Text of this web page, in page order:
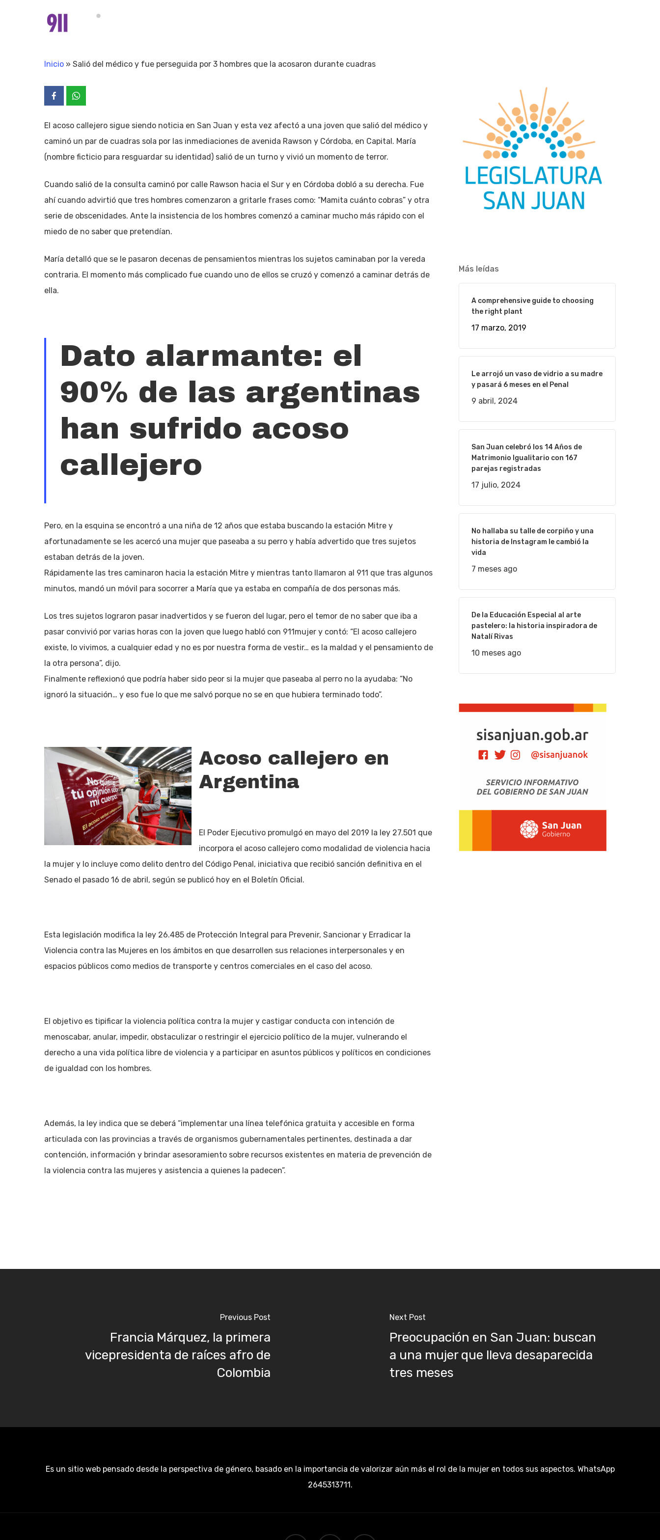
Inicio » Salió del médico y fue perseguida por 3 hombres que la acosaron durante cuadras
El acoso callejero sigue siendo noticia en San Juan y esta vez afectó a una joven que salió del médico y
caminó un par de cuadras sola por las inmediaciones de avenida Rawson y Córdoba, en Capital. María
(nombre ficticio para resguardar su identidad) salió de un turno y vivió un momento de terror.
Cuando salió de la consulta caminó por calle Rawson hacia el Sur y en Córdoba dobló a su derecha. Fue
ahí cuando advirtió que tres hombres comenzaron a gritarle frases como: “Mamita cuánto cobras” y otra
serie de obscenidades. Ante la insistencia de los hombres comenzó a caminar mucho más rápido con el
miedo de no saber que pretendían.
María detalló que se le pasaron decenas de pensamientos mientras los sujetos caminaban por la vereda
contraria. El momento más complicado fue cuando uno de ellos se cruzó y comenzó a caminar detrás de
ella.
Dato alarmante: el
90% de las argentinas
han sufrido acoso
callejero
Pero, en la esquina se encontró a una niña de 12 años que estaba buscando la estación Mitre y
afortunadamente se les acercó una mujer que paseaba a su perro y había advertido que tres sujetos
estaban detrás de la joven.
Rápidamente las tres caminaron hacia la estación Mitre y mientras tanto llamaron al 911 que tras algunos
minutos, mandó un móvil para socorrer a María que ya estaba en compañía de dos personas más.
Los tres sujetos lograron pasar inadvertidos y se fueron del lugar, pero el temor de no saber que iba a
pasar convivió por varias horas con la joven que luego habló con 911mujer y contó: “El acoso callejero
existe, lo vivimos, a cualquier edad y no es por nuestra forma de vestir… es la maldad y el pensamiento de
la otra persona”, dijo.
Finalmente reflexionó que podría haber sido peor si la mujer que paseaba al perro no la ayudaba: “No
ignoró la situación… y eso fue lo que me salvó porque no se en que hubiera terminado todo”.
Acoso callejero en
Argentina
El Poder Ejecutivo promulgó en mayo del 2019 la ley 27.501 que
incorpora el acoso callejero como modalidad de violencia hacia
la mujer y lo incluye como delito dentro del Código Penal, iniciativa que recibió sanción definitiva en el
Senado el pasado 16 de abril, según se publicó hoy en el Boletín Oficial.
Esta legislación modifica la ley 26.485 de Protección Integral para Prevenir, Sancionar y Erradicar la
Violencia contra las Mujeres en los ámbitos en que desarrollen sus relaciones interpersonales y en
espacios públicos como medios de transporte y centros comerciales en el caso del acoso.
El objetivo es tipificar la violencia política contra la mujer y castigar conducta con intención de
menoscabar, anular, impedir, obstaculizar o restringir el ejercicio político de la mujer, vulnerando el
derecho a una vida política libre de violencia y a participar en asuntos públicos y políticos en condiciones
de igualdad con los hombres.
Además, la ley indica que se deberá “implementar una línea telefónica gratuita y accesible en forma
articulada con las provincias a través de organismos gubernamentales pertinentes, destinada a dar
contención, información y brindar asesoramiento sobre recursos existentes en materia de prevención de
la violencia contra las mujeres y asistencia a quienes la padecen”.
Más leídas
A comprehensive guide to choosing
the right plant
17 marzo, 2019
Le arrojó un vaso de vidrio a su madre
y pasará 6 meses en el Penal
9 abril, 2024
San Juan celebró los 14 Años de
Matrimonio Igualitario con 167
parejas registradas
17 julio, 2024
No hallaba su talle de corpiño y una
historia de Instagram le cambió la
vida
7 meses ago
De la Educación Especial al arte
pastelero: la historia inspiradora de
Natalí Rivas
10 meses ago
Previous Post
Francia Márquez, la primera
vicepresidenta de raíces afro de
Colombia
Next Post
Preocupación en San Juan: buscan
a una mujer que lleva desaparecida
tres meses
Es un sitio web pensado desde la perspectiva de género, basado en la importancia de valorizar aún más el rol de la mujer en todos sus aspectos. WhatsApp
2645313711.